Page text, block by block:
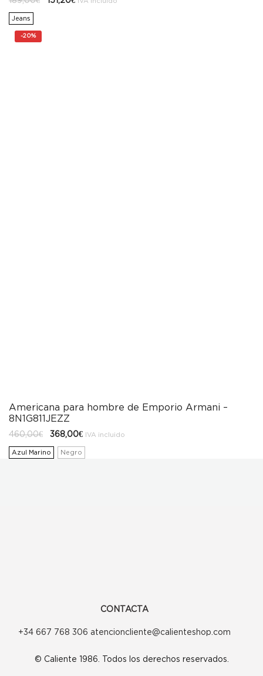
Jeans
-20%
Americana para hombre de Emporio Armani –
8N1G811JEZZ
460,00€
El
original
era:
368,00€El
actual
es:
IVA incluido
Azul Marino Negro
CONTACTA
+34 667 768 306 atencioncliente@calienteshop.com
© Caliente 1986. Todos los derechos reservados.